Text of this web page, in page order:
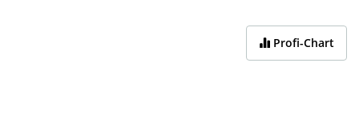
Profi-Chart